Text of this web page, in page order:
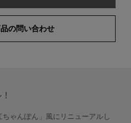
の問い合わせ
ゃんぽん」風にリニューアルし